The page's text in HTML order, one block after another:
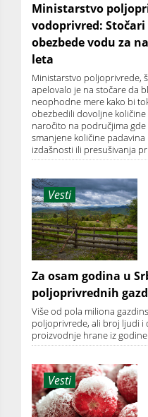
Ministarstvo
vodoprivred:
obezbede vodu za
leta
Ministarstvo poljoprivrede,
apelovalo je na stočare da
neophodne mere kako bi
obezbedili dovoljne
naročito na područjima
smanjene količine
izdašnosti ili presušivanja
Vesti
Za osam godina u
poljoprivrednih
Više od pola miliona
poljoprivrede, ali broj ljudi i
proizvodnje hrane iz
Vesti